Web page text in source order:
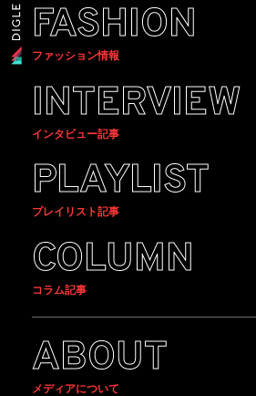
FASHION
ファッション情報
INTERVIEW
インタビュー記事
PLAYLIST
プレイリスト記事
COLUMN
コラム記事
ABOUT
メディアについて